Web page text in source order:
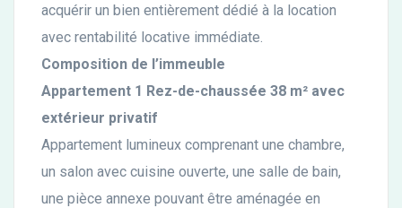
acquérir un bien entièrement dédié à la location
avec rentabilité locative immédiate.
Composition de l’immeuble
Appartement 1 Rez-de-chaussée 38 m² avec
extérieur privatif
Appartement lumineux comprenant une chambre,
un salon avec cuisine ouverte, une salle de bain,
une pièce annexe pouvant être aménagée en